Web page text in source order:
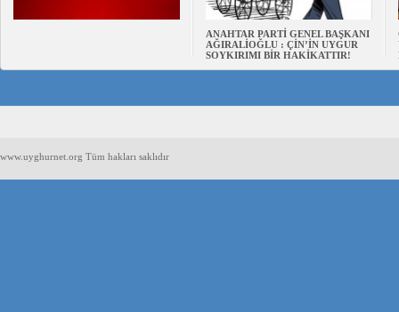
ANAHTAR PARTİ GENEL BAŞKANI
AĞIRALİOĞLU : ÇİN’İN UYGUR
SOYKIRIMI BİR HAKİKATTIR!
www.uyghurnet.org Tüm hakları saklıdır